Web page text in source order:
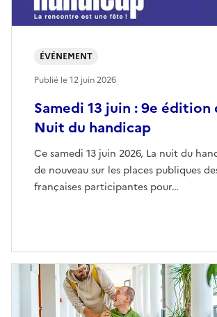
Samedi 13 juin : 9e édition
Nuit du handicap
Ce samedi 13 juin 2026, La nuit du
de nouveau sur les places publiques
françaises participantes pour…
ÉVÉNEMENT
Publié le12 juin 2026